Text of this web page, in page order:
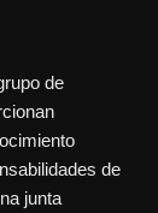
de
de
junta